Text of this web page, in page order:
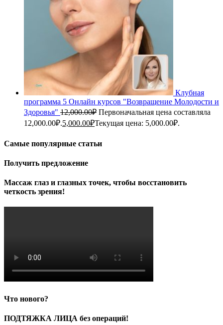
Клубная
программа 5 Онлайн курсов "Возвращение Молодости и
Здоровья" 12,000.00₽ Первоначальная цена составляла
12,000.00₽.5,000.00₽Текущая цена: 5,000.00₽.
Самые популярные статьи
Получить предложение
Массаж глаз и глазных точек, чтобы восстановить
четкость зрения!
Что нового?
ПОДТЯЖКА ЛИЦА без операций!